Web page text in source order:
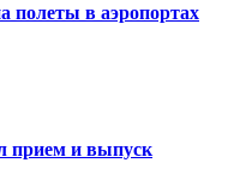
полеты в аэропортах
прием и выпуск